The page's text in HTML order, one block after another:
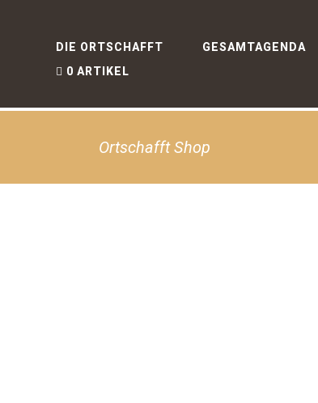
DIE ORTSCHAFFT GESAMTAGENDA
0 ARTIKEL
Ortschafft Shop